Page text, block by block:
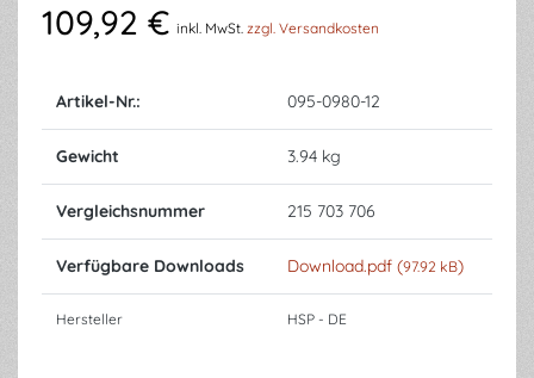
109,92 € inkl. MwSt. zzgl. Versandkosten
Artikel-Nr.: 095-0980-12
Gewicht 3.94 kg
Vergleichsnummer 215 703 706
Verfügbare Downloads Download.pdf (97.92 kB)
Hersteller HSP - DE